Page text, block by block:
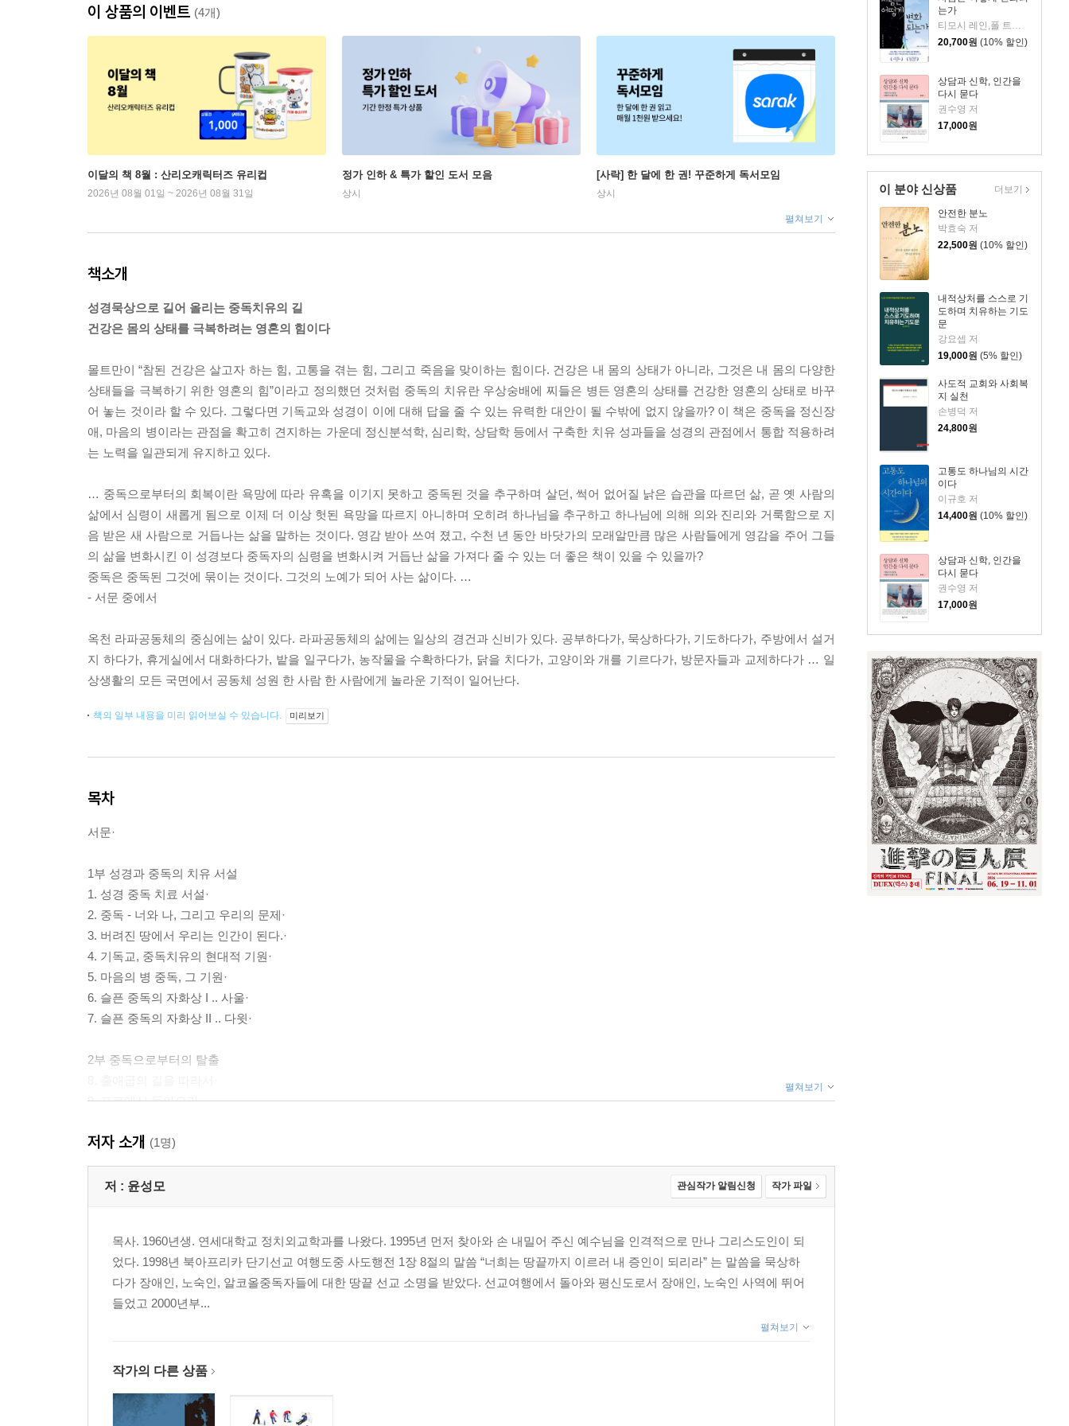
는가
티모시 레인,폴 트립 공저/김준수 등역/황규명 감수
20,700원 (10% 할인)
상담과 신학, 인간을
다시 묻다
권수영 저
17,000원
이 분야 신상품
안전한 분노
박효숙 저
22,500원 (10% 할인)
내적상처를 스스로 기
도하며 치유하는 기도
문
강요셉 저
19,000원 (5% 할인)
사도적 교회와 사회복
지 실천
손병덕 저
24,800원
고통도 하나님의 시간
이다
이규호 저
14,400원 (10% 할인)
상담과 신학, 인간을
다시 묻다
권수영 저
17,000원
더보기
이 상품의 이벤트 (4개)
이달의 책 8월 : 산리오캐릭터즈 유리컵
2026년 08월 01일 ~ 2026년 08월 31일
정가 인하 & 특가 할인 도서 모음
상시
[사락] 한 달에 한 권! 꾸준하게 독서모임
상시
펼쳐보기
책소개
성경묵상으로 길어 올리는 중독치유의 길
건강은 몸의 상태를 극복하려는 영혼의 힘이다
몰트만이 “참된 건강은 살고자 하는 힘, 고통을 겪는 힘, 그리고 죽음을 맞이하는 힘이다. 건강은 내 몸의 상태가 아니라, 그것은 내 몸의 다양한
상태들을 극복하기 위한 영혼의 힘”이라고 정의했던 것처럼 중독의 치유란 우상숭배에 찌들은 병든 영혼의 상태를 건강한 영혼의 상태로 바꾸
어 놓는 것이라 할 수 있다. 그렇다면 기독교와 성경이 이에 대해 답을 줄 수 있는 유력한 대안이 될 수밖에 없지 않을까? 이 책은 중독을 정신장
애, 마음의 병이라는 관점을 확고히 견지하는 가운데 정신분석학, 심리학, 상담학 등에서 구축한 치유 성과들을 성경의 관점에서 통합 적용하려
는 노력을 일관되게 유지하고 있다.
… 중독으로부터의 회복이란 욕망에 따라 유혹을 이기지 못하고 중독된 것을 추구하며 살던, 썩어 없어질 낡은 습관을 따르던 삶, 곧 옛 사람의
삶에서 심령이 새롭게 됨으로 이제 더 이상 헛된 욕망을 따르지 아니하며 오히려 하나님을 추구하고 하나님에 의해 의와 진리와 거룩함으로 지
음 받은 새 사람으로 거듭나는 삶을 말하는 것이다. 영감 받아 쓰여 졌고, 수천 년 동안 바닷가의 모래알만큼 많은 사람들에게 영감을 주어 그들
의 삶을 변화시킨 이 성경보다 중독자의 심령을 변화시켜 거듭난 삶을 가져다 줄 수 있는 더 좋은 책이 있을 수 있을까?
중독은 중독된 그것에 묶이는 것이다. 그것의 노예가 되어 사는 삶이다. …
- 서문 중에서
옥천 라파공동체의 중심에는 삶이 있다. 라파공동체의 삶에는 일상의 경건과 신비가 있다. 공부하다가, 묵상하다가, 기도하다가, 주방에서 설거
지 하다가, 휴게실에서 대화하다가, 밭을 일구다가, 농작물을 수확하다가, 닭을 치다가, 고양이와 개를 기르다가, 방문자들과 교제하다가 … 일
상생활의 모든 국면에서 공동체 성원 한 사람 한 사람에게 놀라운 기적이 일어난다.
책의 일부 내용을 미리 읽어보실 수 있습니다. 미리보기
목차
서문·
1부 성경과 중독의 치유 서설
1. 성경 중독 치료 서설·
2. 중독 - 너와 나, 그리고 우리의 문제·
3. 버려진 땅에서 우리는 인간이 된다.·
4. 기독교, 중독치유의 현대적 기원·
5. 마음의 병 중독, 그 기원·
6. 슬픈 중독의 자화상 I .. 사울·
7. 슬픈 중독의 자화상 II .. 다윗·
2부 중독으로부터의 탈출
9. 포로에서 돌아오라·
11. 성인 아이에서 성인으로·
12. 억압된 감정의 치유·
13. 진리가 너희를 자유케 하리라·
3부 함께 걷는 회복의 길
15. 중독의 치유자 예수 그리스도·
16. 유혹을 이기신 예수님·
17. 아버지와 아들의 복음·
20. 사도의 길을 따라서..성령에 이끌려 사는 삶·
21. 사랑하라·
22. 기도하라·
펼쳐보기
저자 소개 (1명)
저 : 윤성모 관심작가 알림신청 작가 파일
목사. 1960년생. 연세대학교 정치외교학과를 나왔다. 1995년 먼저 찾아와 손 내밀어 주신 예수님을 인격적으로 만나 그리스도인이 되
었다. 1998년 북아프리카 단기선교 여행도중 사도행전 1장 8절의 말씀 “너희는 땅끝까지 이르러 내 증인이 되리라” 는 말씀을 묵상하
다가 장애인, 노숙인, 알코올중독자들에 대한 땅끝 선교 소명을 받았다. 선교여행에서 돌아와 평신도로서 장애인, 노숙인 사역에 뛰어
들었고 2000년부...
펼쳐보기
작가의 다른 상품